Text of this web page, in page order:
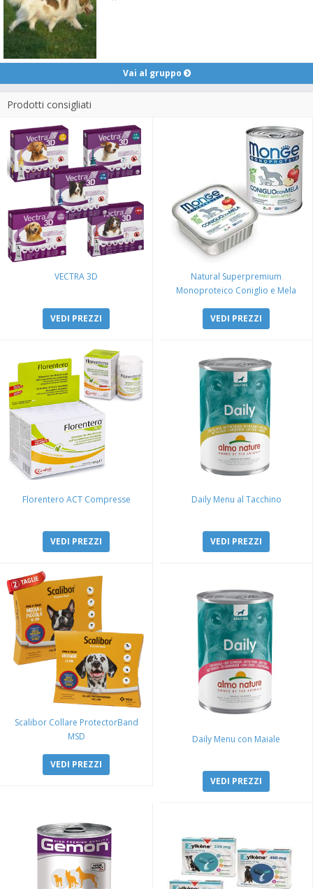
Vai al gruppo
Prodotti consigliati
VECTRA 3D
VEDI PREZZI
Natural Superpremium
Monoproteico Coniglio e Mela
VEDI PREZZI
Florentero ACT Compresse
VEDI PREZZI
Daily Menu al Tacchino
VEDI PREZZI
Scalibor Collare ProtectorBand
MSD
VEDI PREZZI
Daily Menu con Maiale
VEDI PREZZI